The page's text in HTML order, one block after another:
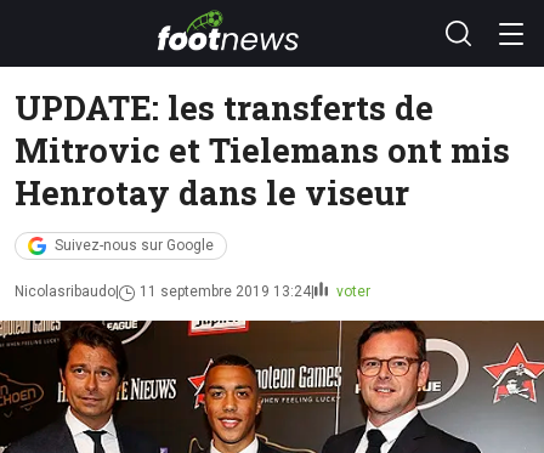
UPDATE: les transferts de
Mitrovic et Tielemans ont mis
Henrotay dans le viseur
Suivez-nous sur Google
Nicolasribaudo 11 septembre 2019 13:24 voter